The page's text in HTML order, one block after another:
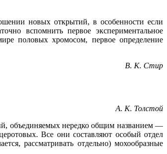
новых открытий, в особенности если
вспомнить первое экспериментальное
половых хромосом, первое определение
В. К. Стир
А. К. Толстой
объединяемых нередко общим названием —
Все они составляют особый отдел
рассматривать отдельно) мохообразные